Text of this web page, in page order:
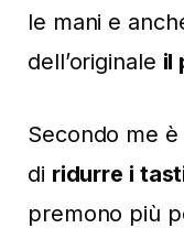
le mani e
dell’originale il
Secondo me
di ridurre i
premono più